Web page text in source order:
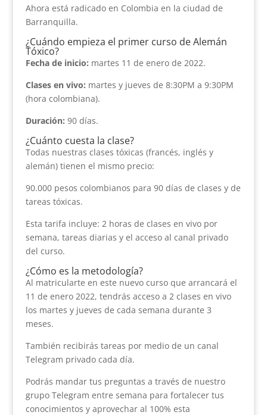
Ahora está radicado en Colombia en la ciudad de
Barranquilla.
¿Cuándo empieza el primer curso de Alemán
Tóxico?
Fecha de inicio: martes 11 de enero de 2022.
Clases en vivo: martes y jueves de 8:30PM a 9:30PM
(hora colombiana).
Duración: 90 días.
¿Cuánto cuesta la clase?
Todas nuestras clases tóxicas (francés, inglés y
alemán) tienen el mismo precio:
90.000 pesos colombianos para 90 días de clases y de
tareas tóxicas.
Esta tarifa incluye: 2 horas de clases en vivo por
semana, tareas diarias y el acceso al canal privado
del curso.
¿Cómo es la metodología?
Al matricularte en este nuevo curso que arrancará el
11 de enero 2022, tendrás acceso a 2 clases en vivo
los martes y jueves de cada semana durante 3
meses.
También recibirás tareas por medio de un canal
Telegram privado cada día.
Podrás mandar tus preguntas a través de nuestro
grupo Telegram entre semana para fortalecer tus
conocimientos y aprovechar al 100% esta